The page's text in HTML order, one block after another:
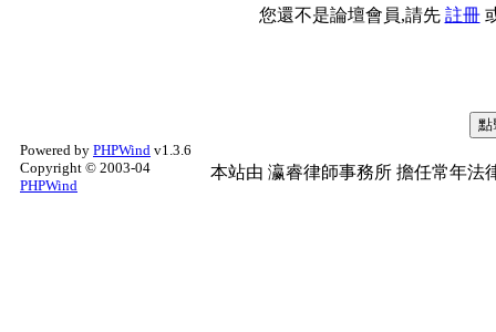
您還不是論壇會員,請先 註冊
Powered by PHPWind v1.3.6
Copyright © 2003-04
PHPWind
本站由 瀛睿律師事務所 擔任常年法